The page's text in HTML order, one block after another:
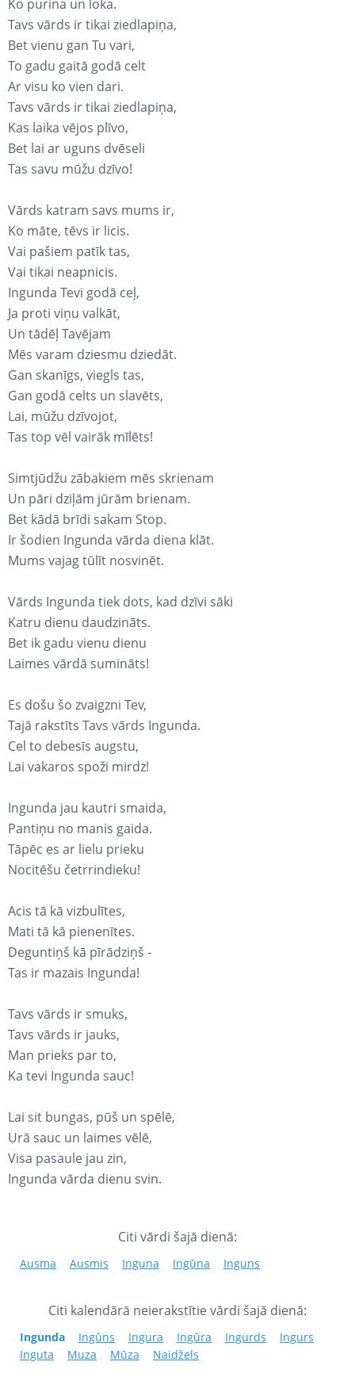
Ko purina un loka.
Tavs vārds ir tikai ziedlapiņa,
Bet vienu gan Tu vari,
To gadu gaitā godā celt
Ar visu ko vien dari.
Tavs vārds ir tikai ziedlapiņa,
Kas laika vējos plīvo,
Bet lai ar uguns dvēseli
Tas savu mūžu dzīvo!
Vārds katram savs mums ir,
Ko māte, tēvs ir licis.
Vai pašiem patīk tas,
Vai tikai neapnicis.
Ingunda Tevi godā ceļ,
Ja proti viņu valkāt,
Un tādēļ Tavējam
Mēs varam dziesmu dziedāt.
Gan skanīgs, viegls tas,
Gan godā celts un slavēts,
Lai, mūžu dzīvojot,
Tas top vēl vairāk mīlēts!
Simtjūdžu zābakiem mēs skrienam
Un pāri dziļām jūrām brienam.
Bet kādā brīdi sakam Stop.
Ir šodien Ingunda vārda diena klāt.
Mums vajag tūlīt nosvinēt.
Vārds Ingunda tiek dots, kad dzīvi sāki
Katru dienu daudzināts.
Bet ik gadu vienu dienu
Laimes vārdā sumināts!
Es došu šo zvaigzni Tev,
Tajā rakstīts Tavs vārds Ingunda.
Cel to debesīs augstu,
Lai vakaros spoži mirdz!
Ingunda jau kautri smaida,
Pantiņu no manis gaida.
Tāpēc es ar lielu prieku
Nocitēšu četrrindieku!
Acis tā kā vizbulītes,
Mati tā kā pienenītes.
Deguntiņš kā pīrādziņš -
Tas ir mazais Ingunda!
Tavs vārds ir smuks,
Tavs vārds ir jauks,
Man prieks par to,
Ka tevi Ingunda sauc!
Lai sit bungas, pūš un spēlē,
Urā sauc un laimes vēlē,
Visa pasaule jau zin,
Ingunda vārda dienu svin.
Citi vārdi šajā dienā:
Ausma Ausmis Inguna Ingūna Inguns
Citi kalendārā neierakstītie vārdi šajā dienā:
Ingunda Ingūns Ingura Ingūra Ingurds
Ingurs
Inguta
Muza Mūza Naidžels